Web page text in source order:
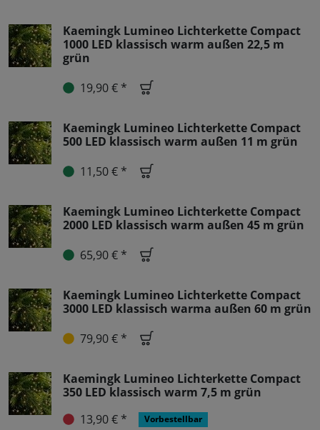
Kaemingk Lumineo Lichterkette Compact
1000 LED klassisch warm außen 22,5 m
grün
19,90 € *
Kaemingk Lumineo Lichterkette Compact
500 LED klassisch warm außen 11 m grün
11,50 € *
Kaemingk Lumineo Lichterkette Compact
2000 LED klassisch warm außen 45 m grün
65,90 € *
Kaemingk Lumineo Lichterkette Compact
3000 LED klassisch warma außen 60 m grün
79,90 € *
Kaemingk Lumineo Lichterkette Compact
350 LED klassisch warm 7,5 m grün
13,90 € *
Vorbestellbar